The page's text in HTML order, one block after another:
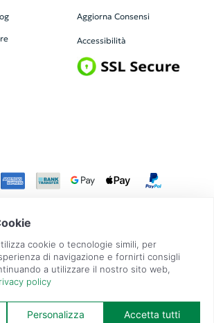
Aggiorna Consensi
Accessibilità
di Overbi S.r.l.| realizzato con Contit
| © 2026 Tutti
riservati | P.IVA: 09351560967